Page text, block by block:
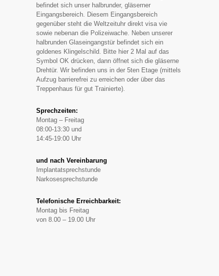
befindet sich unser halbrunder, gläserner
Eingangsbereich. Diesem Eingangsbereich
gegenüber steht die Weltzeituhr direkt visa vie
sowie nebenan die Polizeiwache. Neben unserer
halbrunden Glaseingangstür befindet sich ein
goldenes Klingelschild. Bitte hier 2 Mal auf das
Symbol OK drücken, dann öffnet sich die gläserne
Drehtür. Wir befinden uns in der 5ten Etage (mittels
Aufzug barrierefrei zu erreichen oder über das
Treppenhaus für gut Trainierte).
Sprechzeiten:
Montag – Freitag
08:00-13:30 und
14:45-19:00 Uhr
und nach Vereinbarung
Implantatsprechstunde
Narkosesprechstunde
Telefonische Erreichbarkeit:
Montag bis Freitag
von 8.00 – 19.00 Uhr